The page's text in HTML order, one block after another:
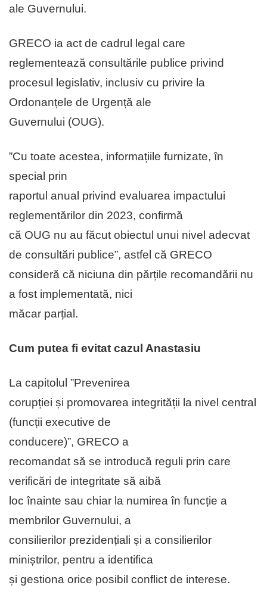
ale Guvernului.
GRECO ia act de cadrul legal care
reglementează consultările publice privind
procesul legislativ, inclusiv cu privire la
Ordonanțele de Urgență ale
Guvernului (OUG).
”Cu toate acestea, informațiile furnizate, în
special prin
raportul anual privind evaluarea impactului
reglementărilor din 2023, confirmă
că OUG nu au făcut obiectul unui nivel adecvat
de consultări publice”, astfel că GRECO
consideră că niciuna din părțile recomandării nu
a fost implementată, nici
măcar parțial.
Cum putea fi evitat cazul Anastasiu
La capitolul ”Prevenirea
corupției și promovarea integrității la nivel central
(funcții executive de
conducere)”, GRECO a
recomandat să se introducă reguli prin care
verificări de integritate să aibă
loc înainte sau chiar la numirea în funcție a
membrilor Guvernului, a
consilierilor prezidențiali și a consilierilor
miniștrilor, pentru a identifica
și gestiona orice posibil conflict de interese.